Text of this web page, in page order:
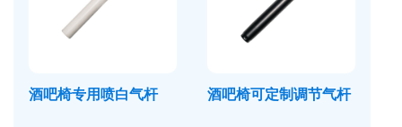
酒吧椅专用喷白气杆 酒吧椅可定制调节气杆